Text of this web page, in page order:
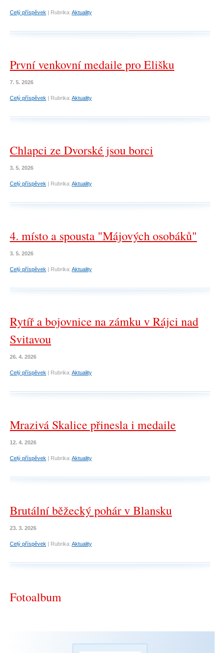
Celý příspěvek | Rubrika: Aktuality
První venkovní medaile pro Elišku
7. 5. 2026
Celý příspěvek | Rubrika: Aktuality
Chlapci ze Dvorské jsou borci
3. 5. 2026
Celý příspěvek | Rubrika: Aktuality
4. místo a spousta "Májových osobáků"
3. 5. 2026
Celý příspěvek | Rubrika: Aktuality
Rytíř a bojovnice na zámku v Rájci nad
Svitavou
26. 4. 2026
Celý příspěvek | Rubrika: Aktuality
Mrazivá Skalice přinesla i medaile
12. 4. 2026
Celý příspěvek | Rubrika: Aktuality
Brutální běžecký pohár v Blansku
23. 3. 2026
Celý příspěvek | Rubrika: Aktuality
Fotoalbum